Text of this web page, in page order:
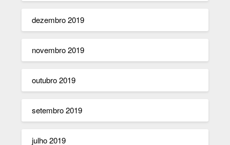
dezembro 2019
novembro 2019
outubro 2019
setembro 2019
julho 2019